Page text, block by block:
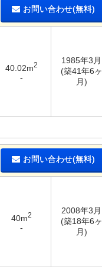
お問い合わせ(無料)
40.02m2
-
1985年3月
(築41年6ヶ
月)
お問い合わせ(無料)
40m2
-
2008年3月
(築18年6ヶ
月)